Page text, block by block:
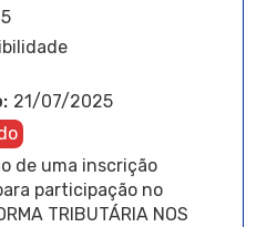
21/07/2025
de uma inscrição
participação no
TRIBUTÁRIA NOS